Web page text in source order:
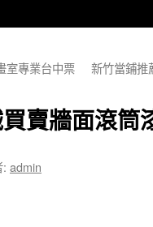
室專業台中票
新竹當鋪推
賣牆面滾筒
: admin